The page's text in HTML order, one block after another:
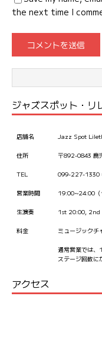
the next time I
ジャズスポット・リ
店舗名 Jazz Spot
住所 〒892-0843 鹿
TEL 099-227-1330
営業時間 19:00~24:00（
生演奏 1st 20:00,
料金 ミュージック
通常営業では、
ステージ回数に
アクセス